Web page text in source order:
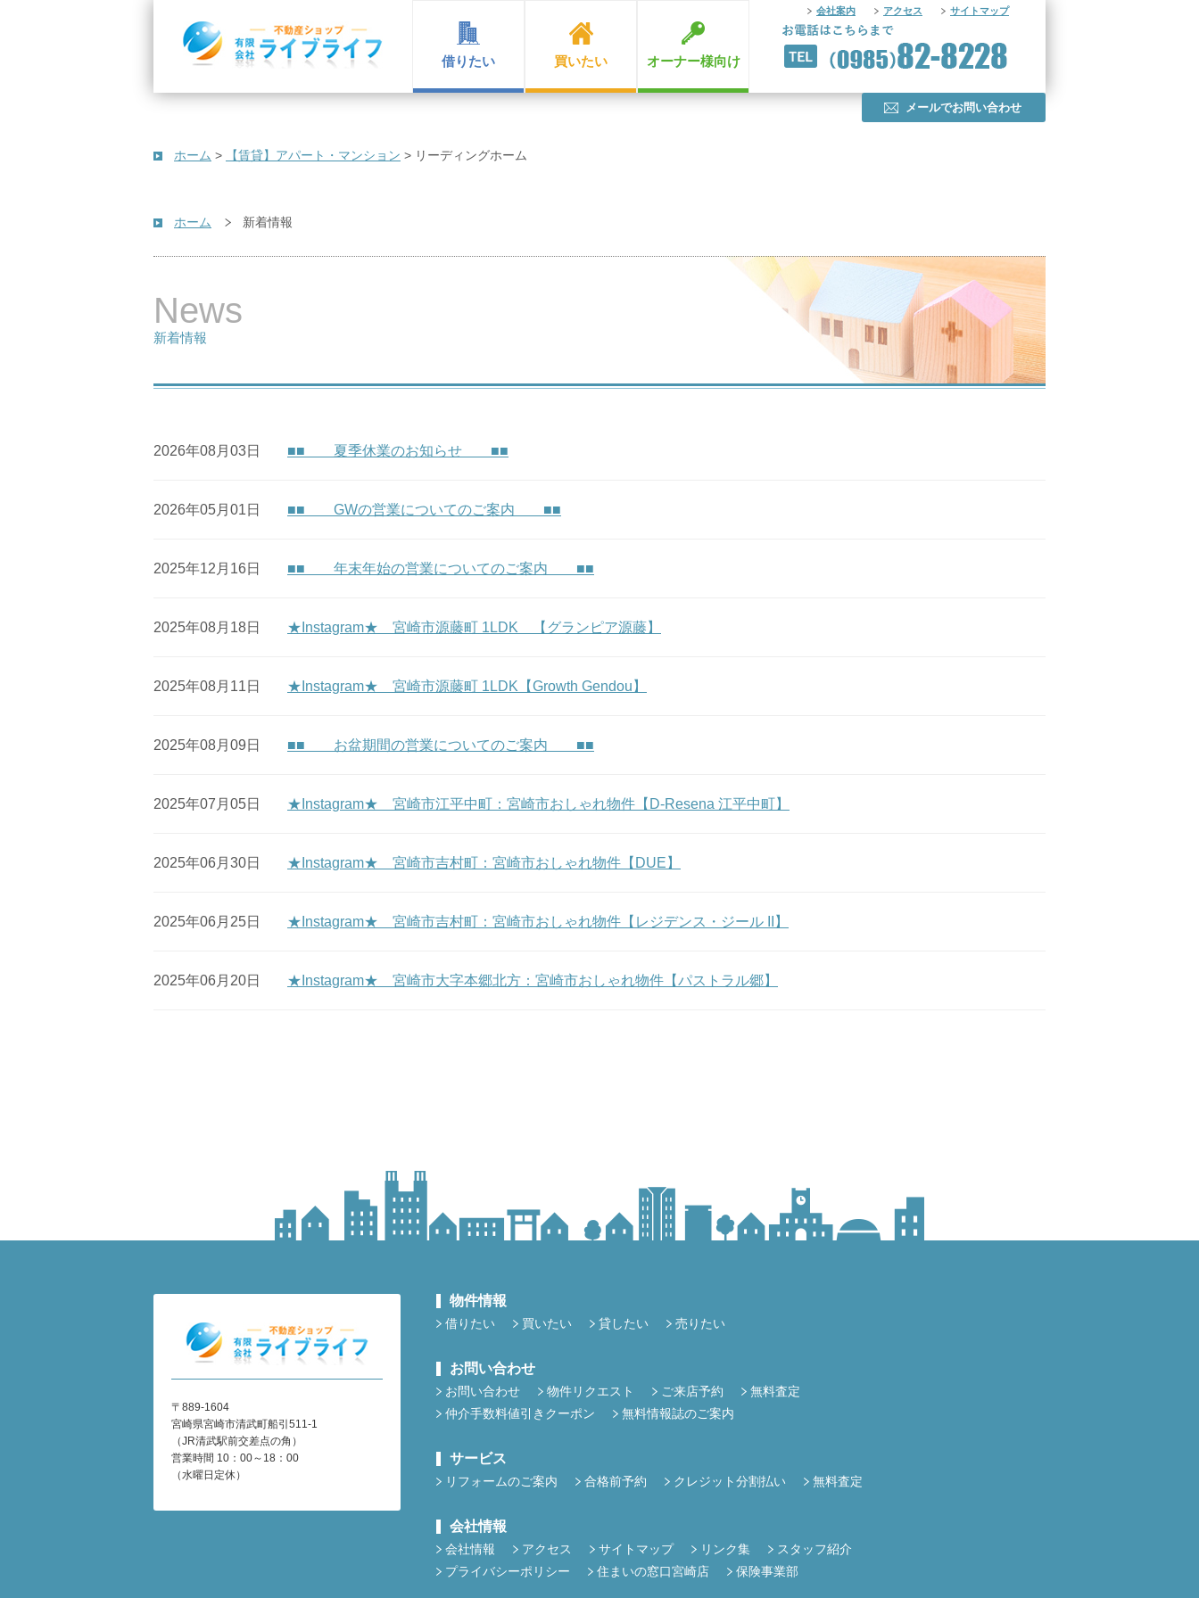
借りたい 買いたい オーナー様向け
会社案内 アクセス サイトマップ
メールでお問い合わせ
ホーム > 【賃貸】アパート・マンション > リーディングホーム
ホーム 新着情報
News
新着情報
2026年08月03日 ■■ 夏季休業のお知らせ ■■
2026年05月01日 ■■ GWの営業についてのご案内 ■■
2025年12月16日 ■■ 年末年始の営業についてのご案内 ■■
2025年08月18日 ★Instagram★ 宮崎市源藤町 1LDK 【グランピア源藤】
2025年08月11日 ★Instagram★ 宮崎市源藤町 1LDK【Growth Gendou】
2025年08月09日 ■■ お盆期間の営業についてのご案内 ■■
2025年07月05日 ★Instagram★ 宮崎市江平中町：宮崎市おしゃれ物件【D-Resena 江平中町】
2025年06月30日 ★Instagram★ 宮崎市吉村町：宮崎市おしゃれ物件【DUE】
2025年06月25日 ★Instagram★ 宮崎市吉村町：宮崎市おしゃれ物件【レジデンス・ジール II】
2025年06月20日 ★Instagram★ 宮崎市大字本郷北方：宮崎市おしゃれ物件【パストラル郷】
〒889-1604
宮崎県宮崎市清武町船引511-1
（JR清武駅前交差点の角）
営業時間 10：00～18：00
（水曜日定休）
物件情報
借りたい 買いたい 貸したい 売りたい
お問い合わせ
お問い合わせ 物件リクエスト ご来店予約
無料査定
仲介手数料値引きクーポン
無料情報誌のご案内
サービス
リフォームのご案内 合格前予約 クレジット分割払い 無料査定
会社情報
会社情報 アクセス サイトマップ リンク集
スタッフ紹介
プライバシーポリシー
住まいの窓口宮崎店 保険事業部